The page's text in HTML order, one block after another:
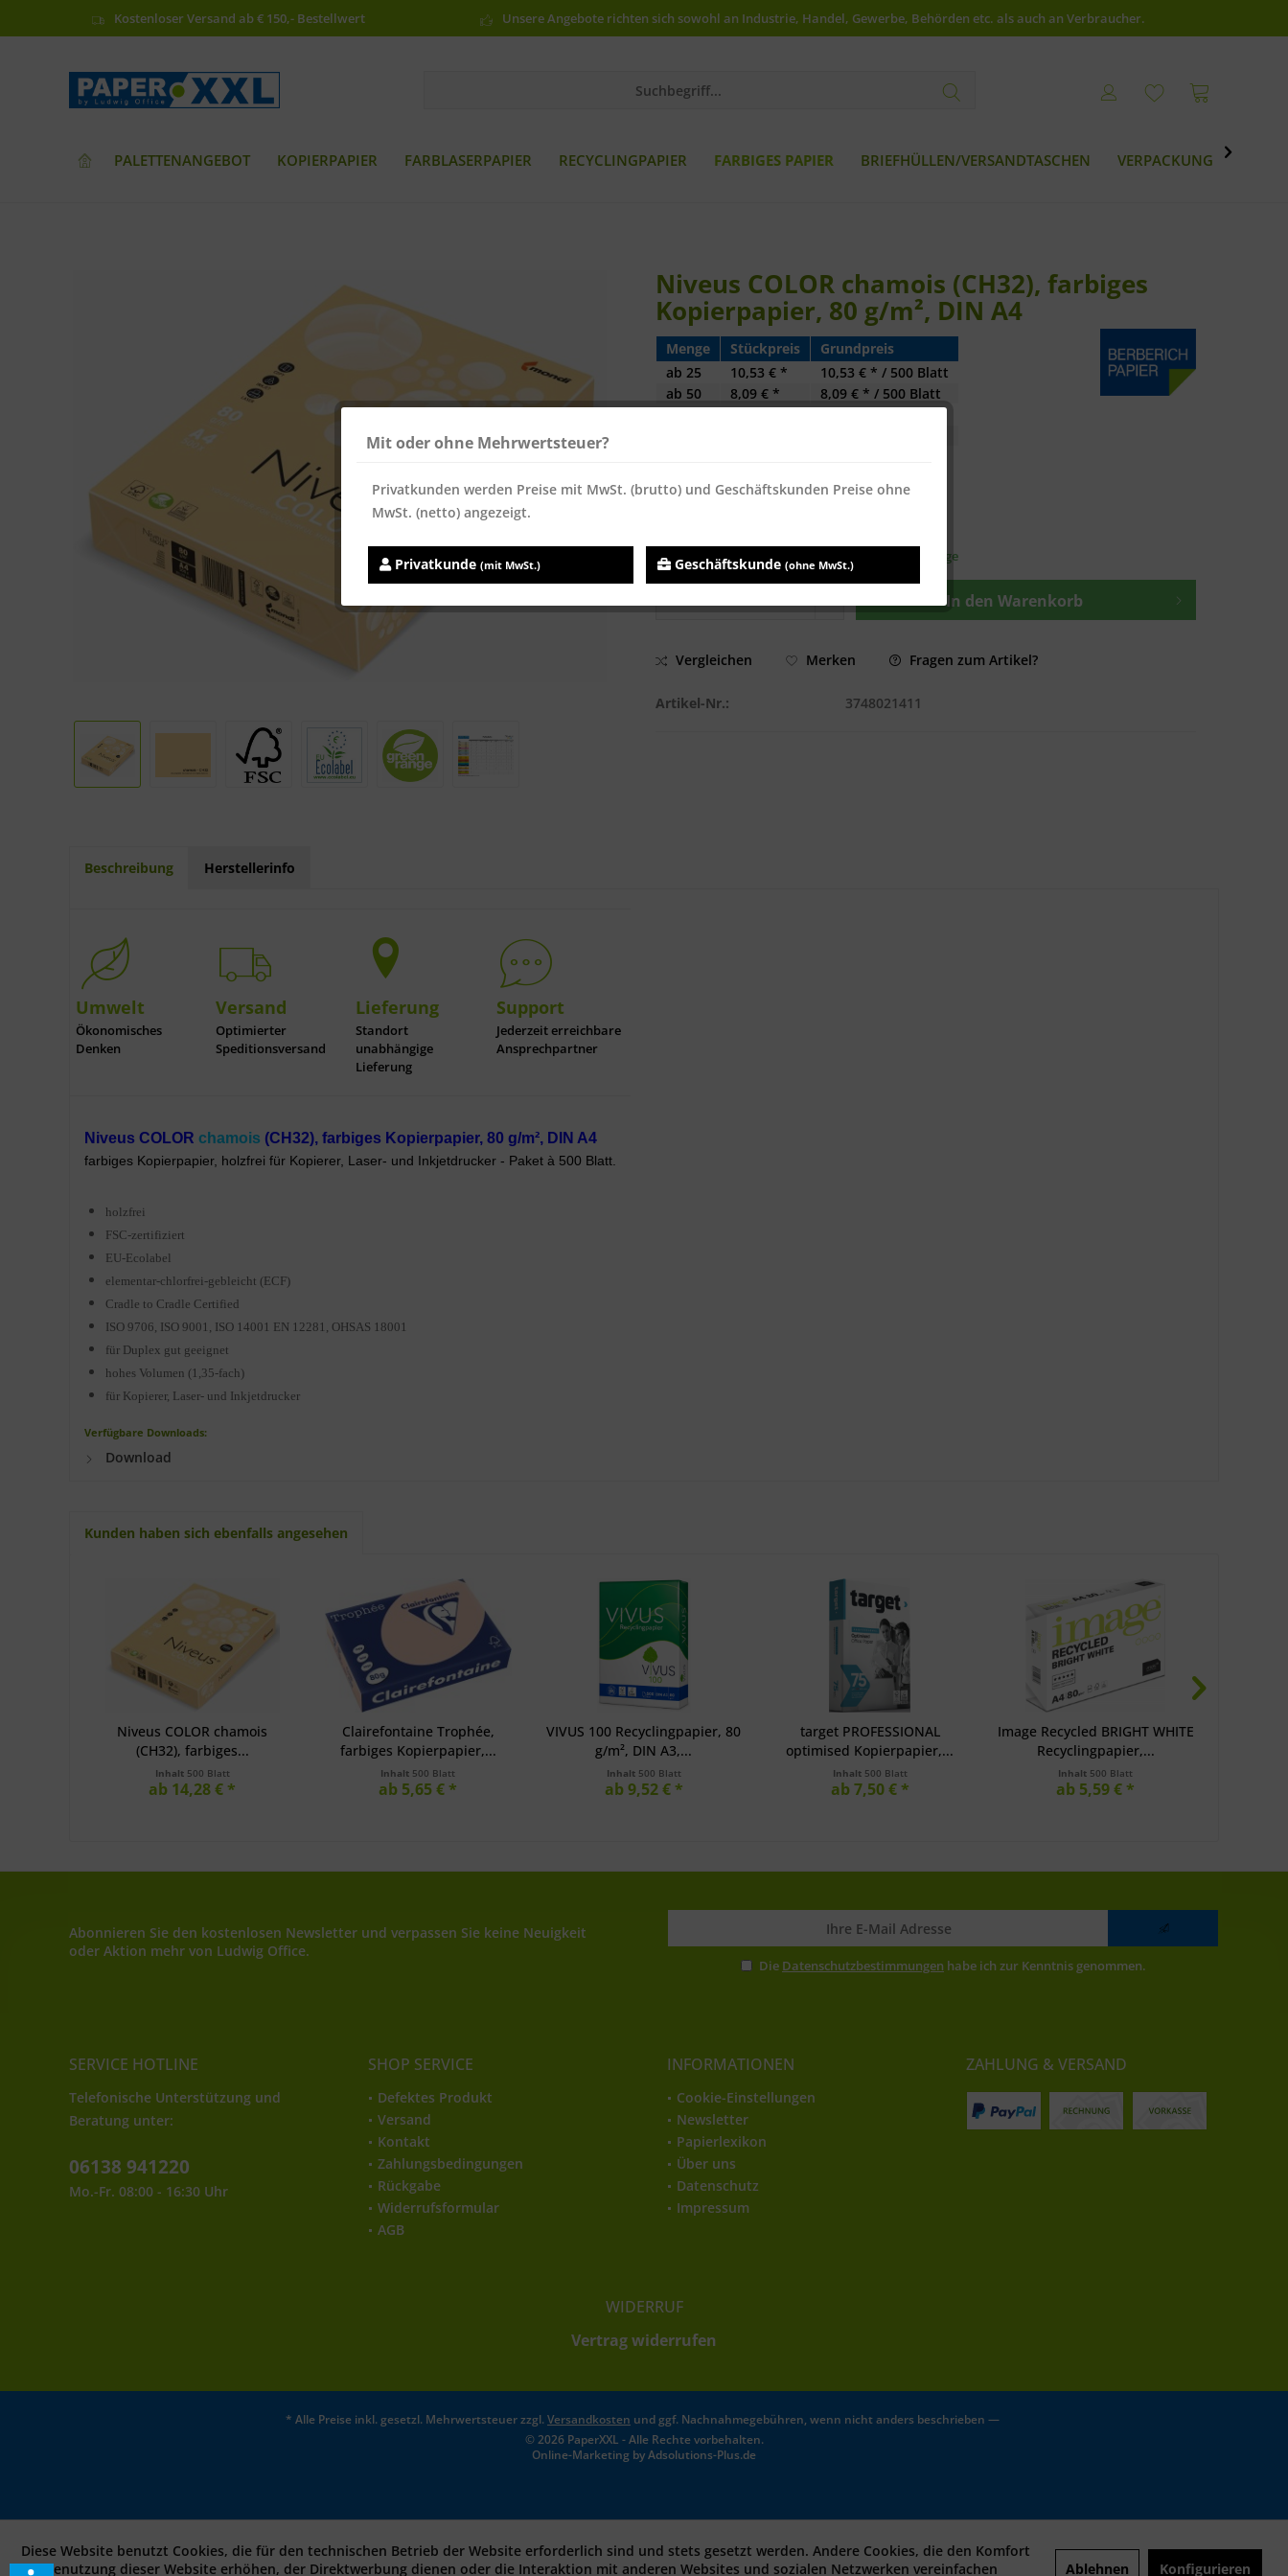
Kostenloser Versand ab € 150,- Bestellwert Unsere Angebote richten sich sowohl an Industrie, Handel, Gewerbe, Behörden etc. als auch an Verbraucher.
PALETTENANGEBOT KOPIERPAPIER FARBLASERPAPIER RECYCLINGPAPIER FARBIGES PAPIER BRIEFHÜLLEN/VERSANDTASCHEN VERPACKUNG 
Niveus COLOR chamois (CH32), farbiges
Kopierpapier, 80 g/m², DIN A4
Menge Stückpreis
Grundpreis
ab 25 10,53 € *
10,53 € * / 500 Blatt
ab 50 8,09 € *
8,09 € * / 500 Blatt
Inhalt:500 Blatt
Sofort versandfertig, Lieferzeit ca. 1-3 Werktage
In den Warenkorb
Vergleichen Merken Fragen zum Artikel?
Artikel-Nr.: 3748021411
Beschreibung Herstellerinfo
Umwelt
Ökonomisches
Denken
Versand
Optimierter
Speditionsversand
Lieferung
Standort
unabhängige
Lieferung
Support
Jederzeit erreichbare
Ansprechpartner
Niveus COLOR chamois (CH32), farbiges Kopierpapier, 80 g/m², DIN A4
farbiges Kopierpapier, holzfrei für Kopierer, Laser- und Inkjetdrucker - Paket à 500 Blatt.
holzfrei
FSC-zertifiziert
EU-Ecolabel
elementar-chlorfrei-gebleicht (ECF)
Cradle to Cradle Certified
ISO 9706, ISO 9001, ISO 14001 EN 12281, OHSAS 18001
für Duplex gut geeignet
hohes Volumen (1,35-fach)
für Kopierer, Laser- und Inkjetdrucker
Verfügbare Downloads:
Download
Kunden haben sich ebenfalls angesehen
Niveus COLOR chamois
(CH32), farbiges...
Inhalt 500 Blatt
ab 14,28 € *
Clairefontaine Trophée,
farbiges Kopierpapier,...
Inhalt 500 Blatt
ab 5,65 € *
VIVUS 100 Recyclingpapier, 80
g/m², DIN A3,...
Inhalt 500 Blatt
ab 9,52 € *
target PROFESSIONAL
optimised Kopierpapier,...
Inhalt 500 Blatt
ab 7,50 € *
Image Recycled BRIGHT WHITE
Recyclingpapier,...
Inhalt 500 Blatt
ab 5,59 € *
Abonnieren Sie den kostenlosen Newsletter und verpassen Sie keine Neuigkeit
oder Aktion mehr von Ludwig Office.
Die Datenschutzbestimmungen habe ich zur Kenntnis genommen.
SERVICE HOTLINE
Telefonische Unterstützung und
Beratung unter:
06138 941220
Mo.-Fr. 08:00 - 16:30 Uhr
SHOP SERVICE
Defektes Produkt
Versand
Kontakt
Zahlungsbedingungen
Rückgabe
Widerrufsformular
AGB
INFORMATIONEN
Cookie-Einstellungen
Newsletter
Papierlexikon
Über uns
Datenschutz
Impressum
ZAHLUNG & VERSAND
WIDERRUF
Vertrag widerrufen
* Alle Preise inkl. gesetzl. Mehrwertsteuer zzgl.Versandkosten und ggf. Nachnahmegebühren, wenn nicht anders beschrieben —
© 2026 PaperXXL - Alle Rechte vorbehalten.
Online-Marketing byAdsolutions-Plus.de
Diese Website benutzt Cookies, die für den technischen Betrieb der Website erforderlich sind und stets gesetzt werden. Andere Cookies, die den Komfort
bei Benutzung dieser Website erhöhen, der Direktwerbung dienen oder die Interaktion mit anderen Websites und sozialen Netzwerken vereinfachen
Ablehnen Konfigurieren
Mit oder ohne Mehrwertsteuer?
Privatkunden werden Preise mit MwSt. (brutto) und Geschäftskunden Preise ohne
MwSt. (netto) angezeigt.
Privatkunde (mit MwSt.) Geschäftskunde (ohne MwSt.)